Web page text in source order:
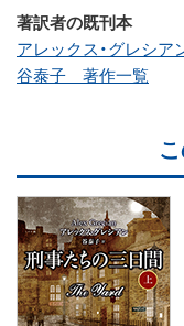
著訳者の既刊本
アレックス・グレシ
谷泰子 著作一覧